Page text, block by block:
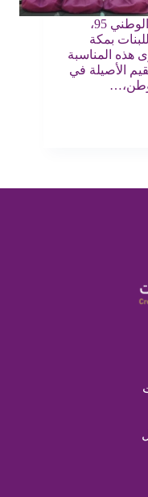
يا له من يوم عظيم! مع إطلالة اليوم الوطني 95،
بمكة
هذه المناسبة
الأصيلة في